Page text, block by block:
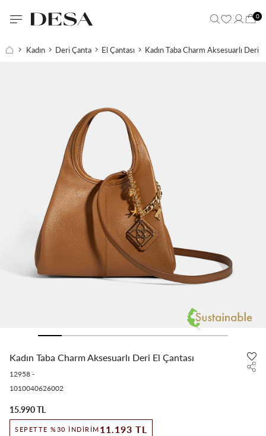
0
Kadın Deri Çanta El Çantası Kadın Taba Charm Aksesuarlı Deri
Kadın Taba Charm Aksesuarlı Deri El Çantası
12958 -
1010040626002
15.990 TL
SEPETTE %30 İNDIRIM 11.193 TL